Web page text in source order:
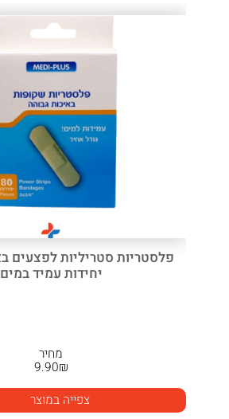
יחידות עמיד במים
מחיר
₪
9.90
צפייה במוצר